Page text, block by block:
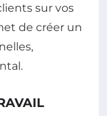
sur vos
de créer un